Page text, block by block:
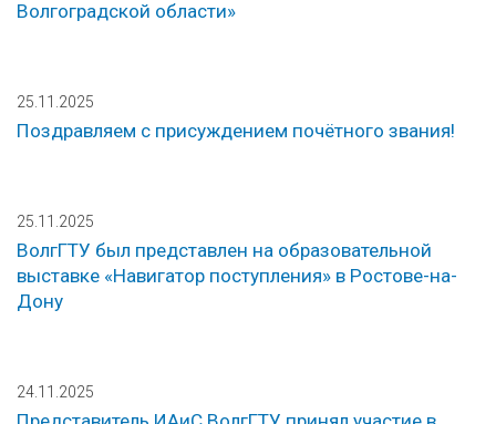
Волгоградской области»
25.11.2025
Поздравляем с присуждением почётного звания!
25.11.2025
ВолгГТУ был представлен на образовательной
выставке «Навигатор поступления» в Ростове-на-
Дону
24.11.2025